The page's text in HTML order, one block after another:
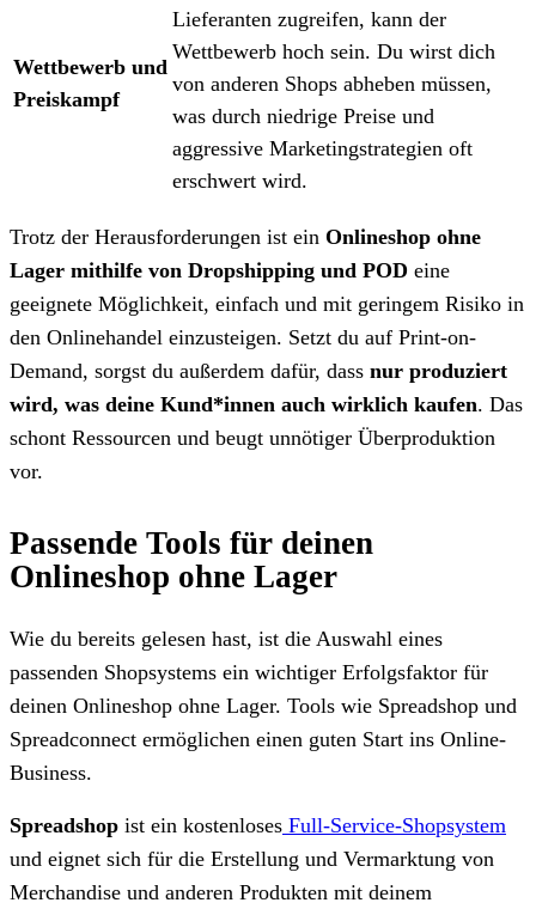
Wettbewerb und
Preiskampf
Lieferanten zugreifen, kann der
Wettbewerb hoch sein. Du wirst dich
von anderen Shops abheben müssen,
was durch niedrige Preise und
aggressive Marketingstrategien oft
erschwert wird.
Trotz der Herausforderungen ist ein Onlineshop ohne
Lager mithilfe von Dropshipping und POD eine
geeignete Möglichkeit, einfach und mit geringem Risiko in
den Onlinehandel einzusteigen. Setzt du auf Print-on-
Demand, sorgst du außerdem dafür, dass nur produziert
wird, was deine Kund*innen auch wirklich kaufen. Das
schont Ressourcen und beugt unnötiger Überproduktion
vor.
Passende Tools für deinen
Onlineshop ohne Lager
Wie du bereits gelesen hast, ist die Auswahl eines
passenden Shopsystems ein wichtiger Erfolgsfaktor für
deinen Onlineshop ohne Lager. Tools wie Spreadshop und
Spreadconnect ermöglichen einen guten Start ins Online-
Business.
Spreadshop ist ein kostenloses Full-Service-Shopsystem
und eignet sich für die Erstellung und Vermarktung von
Merchandise und anderen Produkten mit deinem